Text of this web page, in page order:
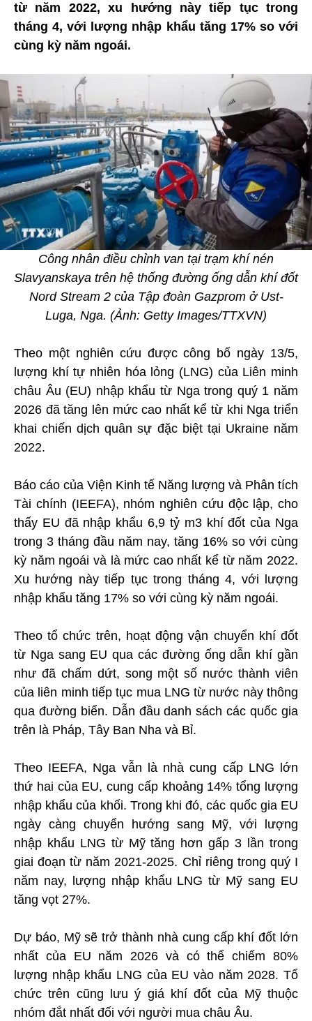
từ năm 2022, xu hướng này tiếp tục trong
tháng 4, với lượng nhập khẩu tăng 17% so với
cùng kỳ năm ngoái.
Công nhân điều chỉnh van tại trạm khí nén
Slavyanskaya trên hệ thống đường ống dẫn khí đốt
Nord Stream 2 của Tập đoàn Gazprom ở Ust-
Luga, Nga. (Ảnh: Getty Images/TTXVN)
Theo một nghiên cứu được công bố ngày 13/5,
lượng khí tự nhiên hóa lỏng (LNG) của Liên minh
châu Âu (EU) nhập khẩu từ Nga trong quý 1 năm
2026 đã tăng lên mức cao nhất kể từ khi Nga triển
khai chiến dịch quân sự đặc biệt tại Ukraine năm
2022.
Báo cáo của Viện Kinh tế Năng lượng và Phân tích
Tài chính (IEEFA), nhóm nghiên cứu độc lập, cho
thấy EU đã nhập khẩu 6,9 tỷ m3 khí đốt của Nga
trong 3 tháng đầu năm nay, tăng 16% so với cùng
kỳ năm ngoái và là mức cao nhất kể từ năm 2022.
Xu hướng này tiếp tục trong tháng 4, với lượng
nhập khẩu tăng 17% so với cùng kỳ năm ngoái.
Theo tổ chức trên, hoạt động vận chuyển khí đốt
từ Nga sang EU qua các đường ống dẫn khí gần
như đã chấm dứt, song một số nước thành viên
của liên minh tiếp tục mua LNG từ nước này thông
qua đường biển. Dẫn đầu danh sách các quốc gia
trên là Pháp, Tây Ban Nha và Bỉ.
Theo IEEFA, Nga vẫn là nhà cung cấp LNG lớn
thứ hai của EU, cung cấp khoảng 14% tổng lượng
nhập khẩu của khối. Trong khi đó, các quốc gia EU
ngày càng chuyển hướng sang Mỹ, với lượng
nhập khẩu LNG từ Mỹ tăng hơn gấp 3 lần trong
giai đoạn từ năm 2021-2025. Chỉ riêng trong quý I
năm nay, lượng nhập khẩu LNG từ Mỹ sang EU
tăng vọt 27%.
Dự báo, Mỹ sẽ trở thành nhà cung cấp khí đốt lớn
nhất của EU năm 2026 và có thể chiếm 80%
lượng nhập khẩu LNG của EU vào năm 2028. Tổ
chức trên cũng lưu ý giá khí đốt của Mỹ thuộc
nhóm đắt nhất đối với người mua châu Âu.